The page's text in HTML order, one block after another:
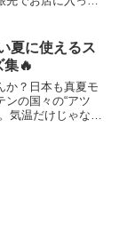
〇〇.(エス
夏に使えるス
集🔥
か？日本も真夏モ
ンの国々の“アツ
気温だけじゃな